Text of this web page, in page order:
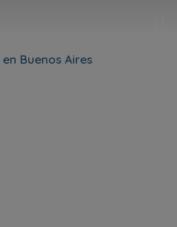
Buenos Aires